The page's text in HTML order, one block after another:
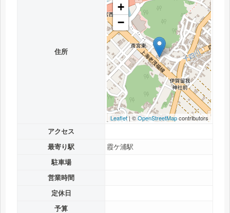
住所
+
−
Leaflet| ©OpenStreetMapcontributors
アクセス
最寄り駅
霞ケ浦駅
駐車場
営業時間
定休日
予算